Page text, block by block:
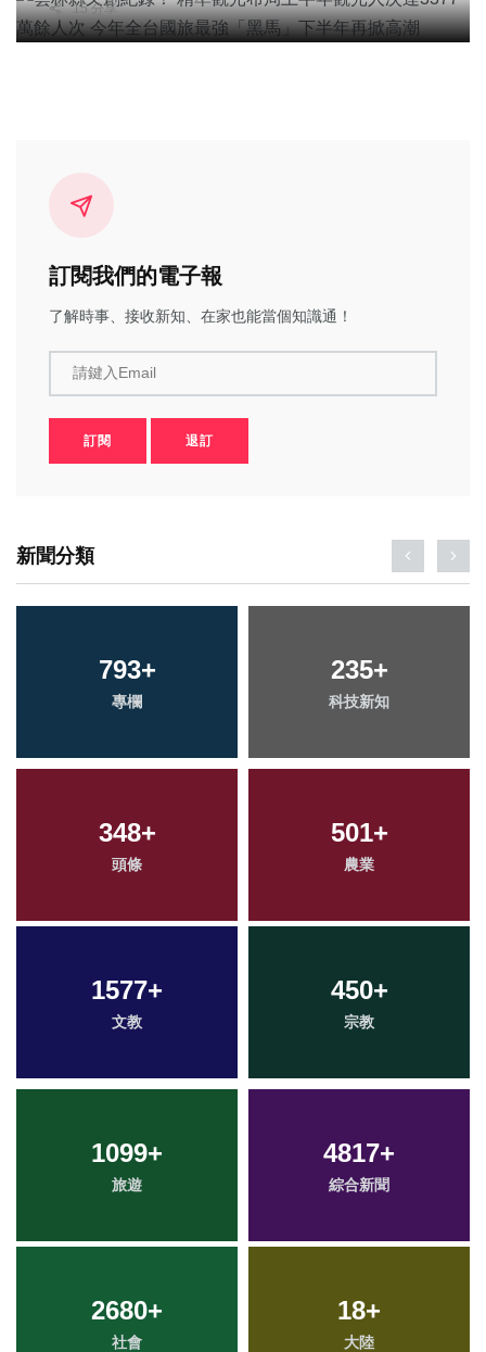
15 分享
訂閱我們的電子報
了解時事、接收新知、在家也能當個知識通！
請鍵入Email
訂閱 退訂
新聞分類
793+
專欄
235+
科技新知
348+
頭條
501+
農業
1577+
文教
450+
宗教
1099+
旅遊
4817+
綜合新聞
2680+
社會
18+
大陸